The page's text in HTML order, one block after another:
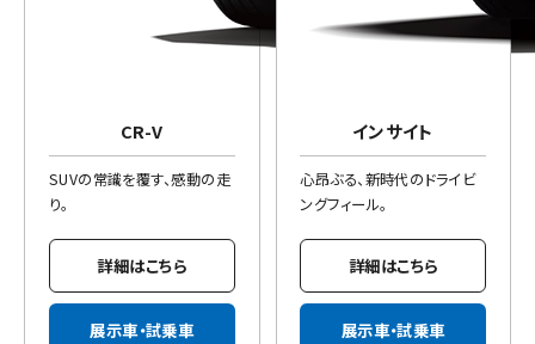
CR-V
SUVの常識を覆す、感動の走
り。
詳細はこちら
展示車・試乗車
インサイト
心昂ぶる、新時代のドライビ
ングフィール。
詳細はこちら
展示車・試乗車